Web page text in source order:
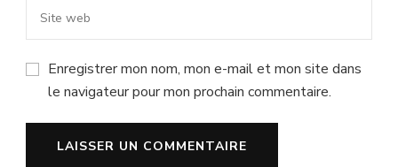
Enregistrer mon nom, mon e-mail et mon site dans
le navigateur pour mon prochain commentaire.